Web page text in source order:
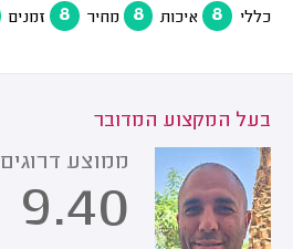
כללי 8 איכות 8 מחיר 8 זמנים
בעל המקצוע המדובר
ממוצע דרוגים
9.40